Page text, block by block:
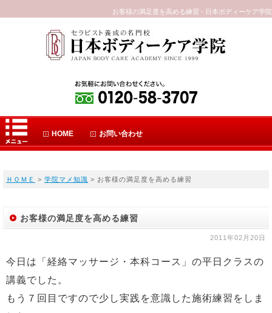
お客様の満足度を高める練習 - 日本ボディーケア学院
HOME お問い合わせ
ＨＯＭＥ > 学院マメ知識 > お客様の満足度を高める練習
お客様の満足度を高める練習
2011年02月20日
今日は「経絡マッサージ・本科コース」の平日クラスの
講義でした。
もう７回目ですので少し実践を意識した施術練習をしま